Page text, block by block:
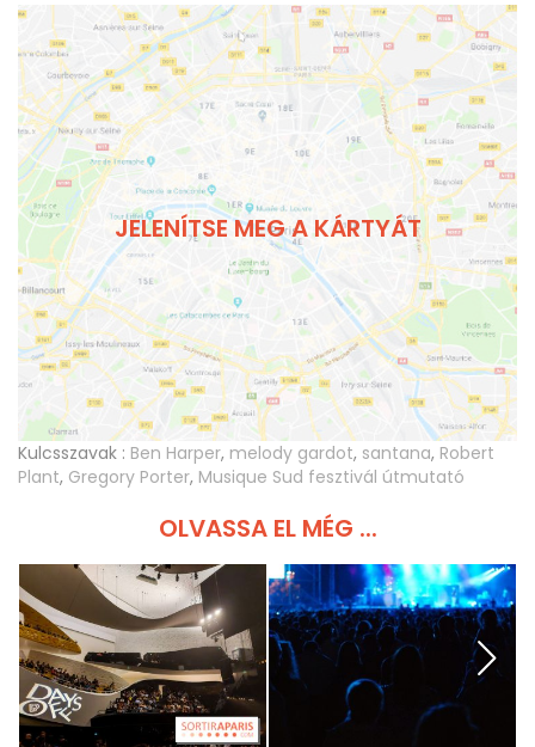
JELENÍTSE MEG A KÁRTYÁT
Kulcsszavak : Ben Harper, melody gardot, santana, Robert
Plant, Gregory Porter, Musique Sud fesztivál útmutató
OLVASSA EL MÉG ...